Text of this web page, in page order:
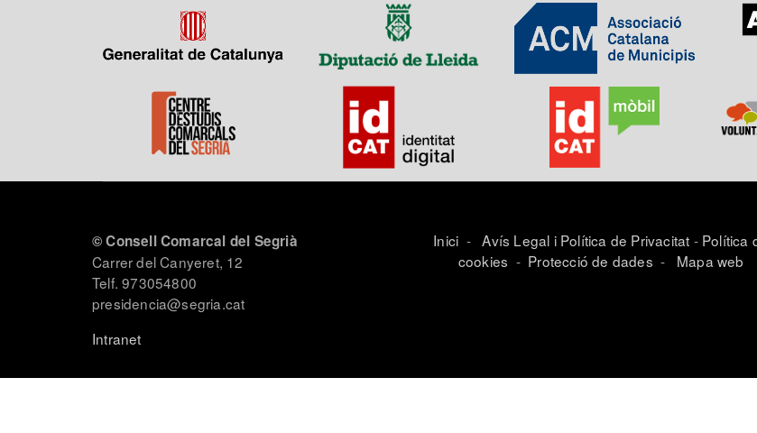
© Consell Comarcal del Segrià
Carrer del Canyeret, 12
Telf. 973054800
presidencia@segria.cat
Intranet
Inici -Avís Legal i Política de Privacitat - Política
cookies - Protecció de dades - Mapa web